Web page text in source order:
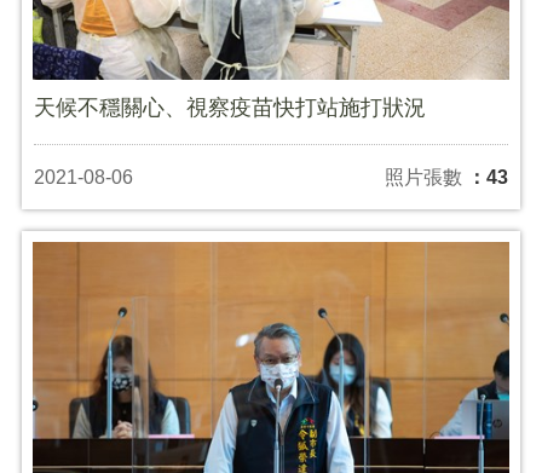
天候不穩關心、視察疫苗快打站施打狀況
2021-08-06 照片張數 ：43